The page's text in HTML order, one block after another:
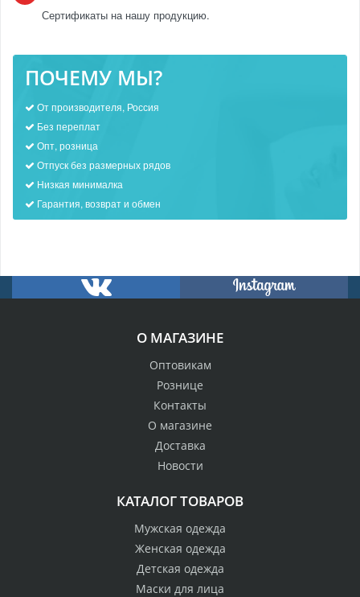
Сертификаты на нашу продукцию.
ПОЧЕМУ МЫ?
От производителя, Россия
Без переплат
Опт, розница
Отпуск без размерных рядов
Низкая минималка
Гарантия, возврат и обмен
О МАГАЗИНЕ
Оптовикам
Рознице
Контакты
О магазине
Доставка
Новости
КАТАЛОГ ТОВАРОВ
Мужская одежда
Женская одежда
Детская одежда
Маски для лица